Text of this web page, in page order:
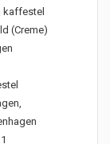
kaffestel
(Creme)